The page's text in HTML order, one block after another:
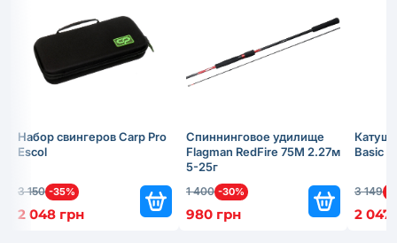
Набор свингеров Carp Pro
Escol
3 150 -35%
2 048 грн
Спиннинговое удилище
Flagman RedFire 75M 2.27м
5-25г
1 400 -30%
980 грн
Basic
3 149
2 047